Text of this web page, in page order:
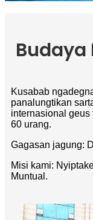
Budaya
Kusabab
panalungtikan
internasional
60 urang.
Gagasan jagung:
Misi kami:
Muntual.